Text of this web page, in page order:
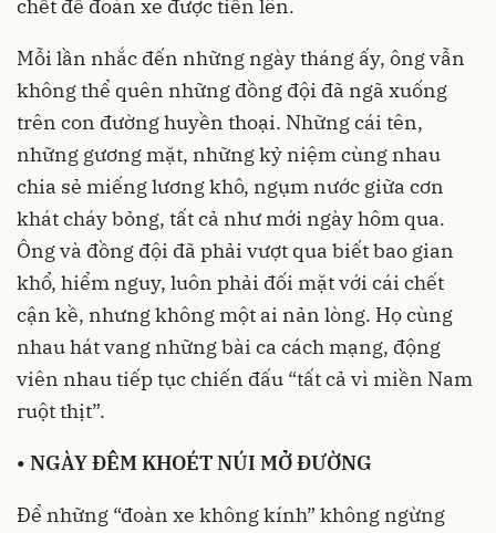
chết để đoàn xe được tiến lên.
Mỗi lần nhắc đến những ngày tháng ấy, ông vẫn
không thể quên những đồng đội đã ngã xuống
trên con đường huyền thoại. Những cái tên,
những gương mặt, những kỷ niệm cùng nhau
chia sẻ miếng lương khô, ngụm nước giữa cơn
khát cháy bỏng, tất cả như mới ngày hôm qua.
Ông và đồng đội đã phải vượt qua biết bao gian
khổ, hiểm nguy, luôn phải đối mặt với cái chết
cận kề, nhưng không một ai nản lòng. Họ cùng
nhau hát vang những bài ca cách mạng, động
viên nhau tiếp tục chiến đấu “tất cả vì miền Nam
ruột thịt”.
• NGÀY ĐÊM KHOÉT NÚI MỞ ĐƯỜNG
Để những “đoàn xe không kính” không ngừng